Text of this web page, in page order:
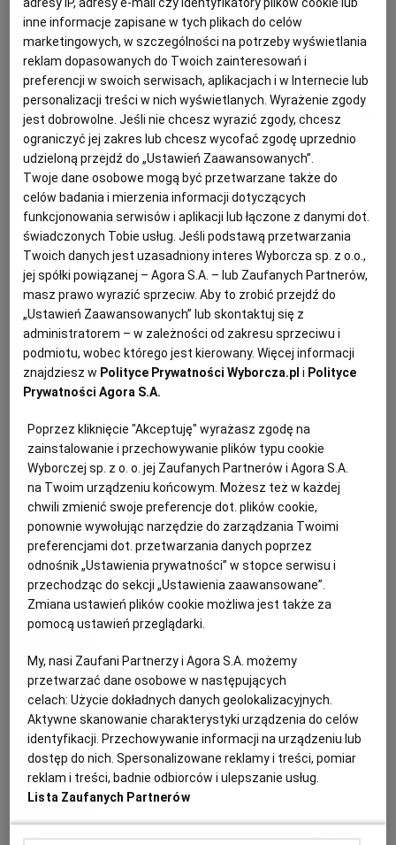
DOMOWE PRZETWORY
SOST, DIPY I INNE DODATKI
KUCHNIA MEKSYKAŃSKA
KUCHNIA INDYJSKA
KUCHNIA HISZPAŃSKA
KUCHNIA NIEMIECKA
GLIWICE
GORZÓW WIELKOPOLSKI
KALISZ
KATOWICE
KIELCE
KOSZALIN
KRAKÓW
ŁÓDŹ
OLSZTYN
OPOLE
PŁOCK
POZNAŃ
RADOM
RYBNIK
RZESZÓW
WYBORCZA TV I VOD
TYLKO ZDROWIE
KSIĄŻKI. MAGAZYN DO CZYTANIA
NASZA EUROPA
SŁÓWKA. MAGAZYN O JĘZYKU
BIQDATA
JUTRONAUCI
ARCHIWUM
INNE SERWISY
GAZETA.PL
TOK FM
SPORT.PL
KULTURALNYSKLEP.PL
DZIECKO
ZDROWIE
POGODA
PODRÓŻE
WIDEO
FORUM
Grillowane szparagi i ziemniaki z
pesto z liści rzodkiewki
MŁODE ZIEMNIAKI PESTO PRZEPISY KULINARNE RZODKIEWKA
Anna Gaik
Sałatka ziemniaczana po bawarsku
GRILL KUCHNIA NIEMIECKA
PRZEPISY KULINARNE
SAŁATKA ZIEMNIACZANA
Magazyn Kuchnia
Ziemniaki ze szpinakowo-
twarożkowym farszem
FASOLA PRZEKĄSKI PRZYSTAWKI SAŁATKA
Magazyn Kuchnia
Lekkie dania z grilla
DANIA WEGETARIAŃSKIE GRILL PRZEPISY KULINARNE SZPARAGI
Anna Gaik
Sałatka ziemniaczana
GRILL JAJKA PRZEPISY KULINARNE SAŁATKA NA GRILLA
Anna Gaik
Zupa z młodych pokrzyw
KUCHNIA KRESOWA POKRZYWA PRZEPISY KULINARNE ZIEMNIAKI
inne informacje zapisane w tych plikach do celów
marketingowych, w szczególności na potrzeby wyświetlania
reklam dopasowanych do Twoich zainteresowań i
preferencji w swoich serwisach, aplikacjach i w Internecie lub
personalizacji treści w nich wyświetlanych. Wyrażenie zgody
jest dobrowolne. Jeśli nie chcesz wyrazić zgody, chcesz
ograniczyć jej zakres lub chcesz wycofać zgodę uprzednio
udzieloną przejdź do „Ustawień Zaawansowanych”.
Twoje dane osobowe mogą być przetwarzane także do
celów badania i mierzenia informacji dotyczących
funkcjonowania serwisów i aplikacji lub łączone z danymi dot.
świadczonych Tobie usług. Jeśli podstawą przetwarzania
Twoich danych jest uzasadniony interes Wyborcza sp. z o.o.,
jej spółki powiązanej – Agora S.A. – lub Zaufanych Partnerów,
masz prawo wyrazić sprzeciw. Aby to zrobić przejdź do
„Ustawień Zaawansowanych” lub skontaktuj się z
administratorem – w zależności od zakresu sprzeciwu i
podmiotu, wobec którego jest kierowany. Więcej informacji
znajdziesz w Polityce Prywatności Wyborcza.pl i Polityce
Prywatności Agora S.A.
Poprzez kliknięcie "Akceptuję" wyrażasz zgodę na
zainstalowanie i przechowywanie plików typu cookie
Wyborczej sp. z o. o. jej Zaufanych Partnerów i Agora S.A.
na Twoim urządzeniu końcowym. Możesz też w każdej
chwili zmienić swoje preferencje dot. plików cookie,
ponownie wywołując narzędzie do zarządzania Twoimi
preferencjami dot. przetwarzania danych poprzez
odnośnik „Ustawienia prywatności” w stopce serwisu i
przechodząc do sekcji „Ustawienia zaawansowane”.
Zmiana ustawień plików cookie możliwa jest także za
pomocą ustawień przeglądarki.
My, nasi Zaufani Partnerzy i Agora S.A. możemy
przetwarzać dane osobowe w następujących
celach:Użycie dokładnych danych geolokalizacyjnych.
Aktywne skanowanie charakterystyki urządzenia do celów
identyfikacji. Przechowywanie informacji na urządzeniu lub
dostęp do nich. Spersonalizowane reklamy i treści, pomiar
reklam i treści, badnie odbiorców i ulepszanie usług.
Lista Zaufanych Partnerów